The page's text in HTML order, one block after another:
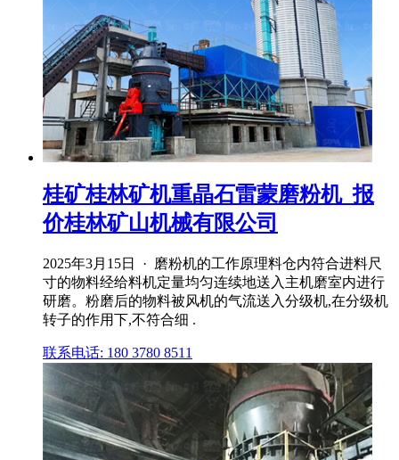
桂矿桂林矿机重晶石雷蒙磨粉机_报
价桂林矿山机械有限公司
2025年3月15日 · 磨粉机的工作原理料仓内符合进料尺
寸的物料经给料机定量均匀连续地送入主机磨室内进行
研磨。粉磨后的物料被风机的气流送入分级机,在分级机
转子的作用下,不符合细 .
联系电话: 180 3780 8511